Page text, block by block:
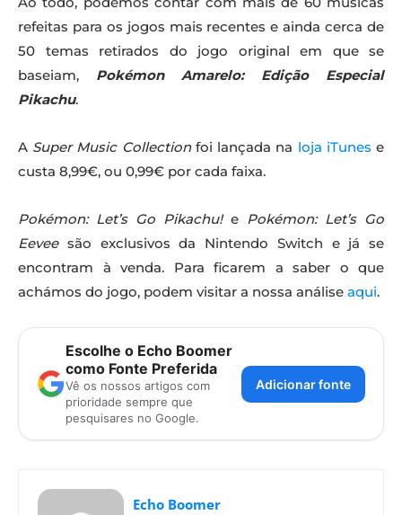
refeitas para os jogos mais recentes e ainda cerca de
50 temas retirados do jogo original em que se
baseiam, Pokémon Amarelo: Edição Especial
Pikachu.
A Super Music Collectionfoi lançada na loja iTunes e
custa 8,99€, ou 0,99€ por cada faixa.
Pokémon: Let’s Go Pikachu!e Pokémon: Let’s Go
Eeveesão exclusivos da Nintendo Switch e já se
encontram à venda. Para ficarem a saber o que
achámos do jogo, podem visitar a nossa análise aqui.
Escolhe o Echo Boomer
como Fonte Preferida
Vê os nossos artigos com
prioridade sempre que
pesquisares no Google.
Adicionar fonte
Echo Boomer